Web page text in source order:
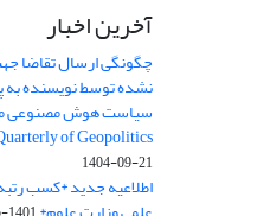
آخرین اخبار
چگونگی ارسال تقاضا
نشده توسط نویسنده به
سیاست هوش مصنوعی
of Geopolitics
1404-09-21
اطلاعیه جدید *کسب